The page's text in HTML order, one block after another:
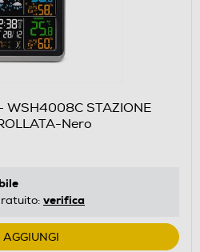
WSH4008C STAZIONE
Nero
verifica
AGGIUNGI